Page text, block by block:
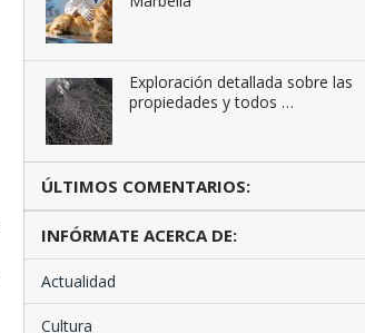
Exploración detallada sobre las
propiedades y todos …
ÚLTIMOS COMENTARIOS:
INFÓRMATE ACERCA DE:
Actualidad
Cultura